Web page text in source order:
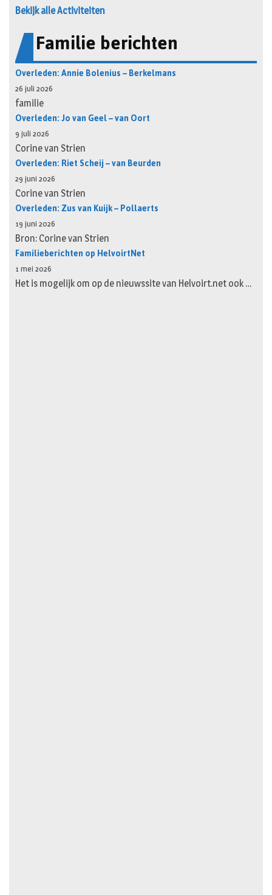
Bekijk alle Activiteiten
Familie berichten
Overleden: Annie Bolenius – Berkelmans
26 juli 2026
familie
Overleden: Jo van Geel – van Oort
9 juli 2026
Corine van Strien
Overleden: Riet Scheij – van Beurden
29 juni 2026
Corine van Strien
Overleden: Zus van Kuijk – Pollaerts
19 juni 2026
Bron: Corine van Strien
Familieberichten op HelvoirtNet
1 mei 2026
Het is mogelijk om op de nieuwssite van Helvoirt.net ook …